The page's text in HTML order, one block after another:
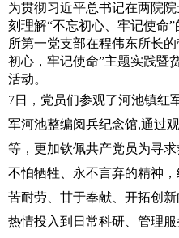
为贯彻习近平总书记在两院
刻理解“不忘初心、牢记使命
所第一党支部在程伟东所长
初心，牢记使命”主题实践暨
活动。
7日，党员们参观了河池镇红
军河池整编阅兵纪念馆,通过
等，更加钦佩共产党员为寻
不怕牺牲、永不言弃的精神
苦耐劳、甘于奉献、开拓创
热情投入到日常科研、管理